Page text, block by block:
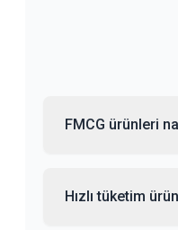
FMCG ürünleri
Hızlı tüketim